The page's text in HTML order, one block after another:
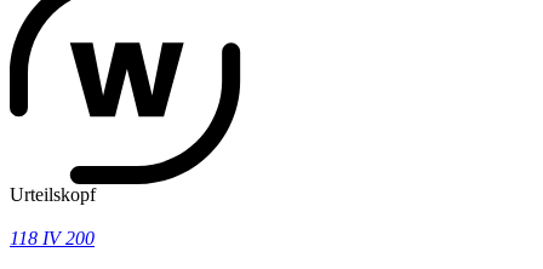
Urteilskopf
118 IV 200